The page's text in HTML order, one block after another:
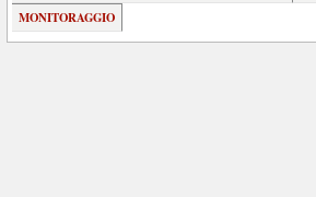
MONITORAGGIO